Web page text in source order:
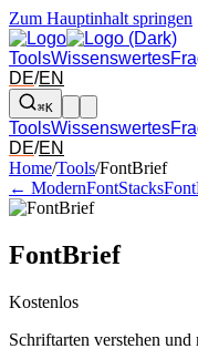
Zum Hauptinhalt springen
ToolsWissenswertes
DE/EN
⌘K
ToolsWissenswertes
DE/EN
Pfeil links und rechts:
Home/Tools/FontBrief
← ModernFontStacks
FontBrief
Kostenlos
Schriftarten verstehen